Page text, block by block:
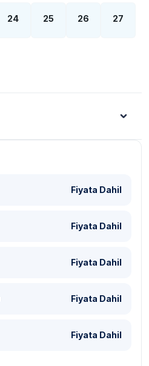
24 25 26 27
Fiyata Dahil
Fiyata Dahil
Fiyata Dahil
Fiyata Dahil
Fiyata Dahil